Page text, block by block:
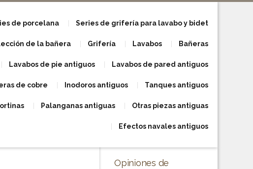
de porcelana Series de grifería para lavabo y bidet
de la bañera Grifería Lavabos Bañeras
Lavabos de pie antiguos Lavabos de pared antiguos
de cobre Inodoros antiguos Tanques antiguos
Palanganas antiguas Otras piezas antiguas
Efectos navales antiguos
Opiniones de